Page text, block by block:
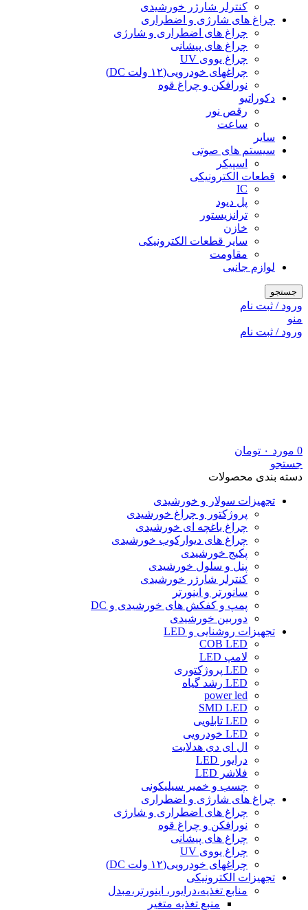
کنترلر شارژر خورشیدی
چراغ های شارژی و اضطراری
چراغ های اضطراری و شارژی
چراغ های پیشانی
چراغ یووی UV
چراغهای خودرویی(۱۲ ولت DC)
نورافکن و چراغ قوه
دکوراتیو
رقص نور
ساعت
سایر
سیستم های صوتی
اسپیکر
قطعات الکترونیکی
IC
پل دیود
ترانزیستور
خازن
سایر قطعات الکترونیکی
مقاومت
لوازم جانبی
جستجو
ورود / ثبت نام
منو
ورود / ثبت نام
0 مورد ۰ تومان
جستجو
دسته بندی محصولات
تجهیزات سولار و خورشیدی
پروژکتور و چراغ خورشیدی
چراغ باغچه ای خورشیدی
چراغ های دیوارکوب خورشیدی
پکیج خورشیدی
پنل و سلول خورشیدی
کنترلر شارژر خورشیدی
سانورتر و اینورتر
پمپ و کفکش های خورشیدی و DC
دوربین خورشیدی
تجهیزات روشنایی و LED
COB LED
لامپ LED
LED پروژکتوری
LED رشد گیاه
power led
SMD LED
LED تابلویی
LED خودرویی
ال ای دی هدلایت
درایور LED
فلاشر LED
چسب و خمیر سیلیکونی
چراغ های شارژی و اضطراری
چراغ های اضطراری و شارژی
نورافکن و چراغ قوه
چراغ های پیشانی
چراغ یووی UV
چراغهای خودرویی(۱۲ ولت DC)
تجهیزات الکترونیکی
منابع تغذیه،درایور، اینورتر،مبدل
منبع تغذیه متغیر